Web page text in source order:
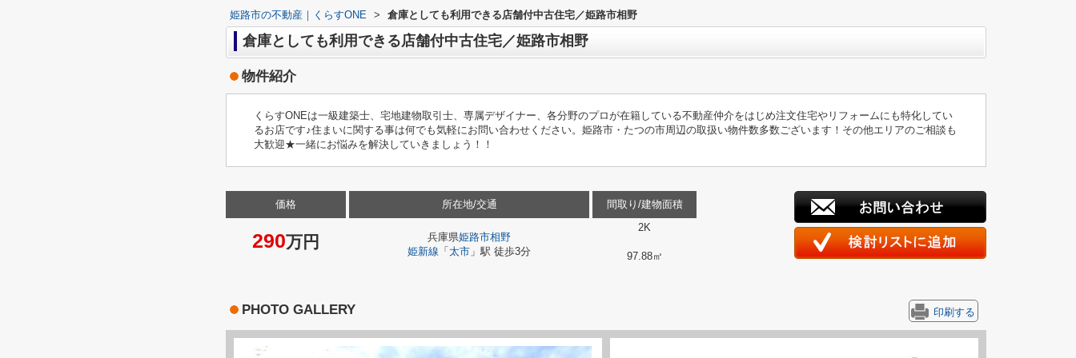
姫路市の不動産｜くらすONE > 倉庫としても利用できる店舗付中古住宅／姫路市相野
倉庫としても利用できる店舗付中古住宅／姫路市相野
物件紹介
くらすONEは一級建築士、宅地建物取引士、専属デザイナー、各分野のプロが在籍している不動産仲介をはじめ注文住宅やリフォームにも特化してい
るお店です♪住まいに関する事は何でも気軽にお問い合わせください。姫路市・たつの市周辺の取扱い物件数多数ございます！その他エリアのご相談も
大歓迎★一緒にお悩みを解決していきましょう！！
価格
290万円
所在地/交通
兵庫県姫路市相野
姫新線 「 太市 」駅 徒歩3分
間取り/建物面積
2K
97.88㎡
PHOTO GALLERY 印刷する